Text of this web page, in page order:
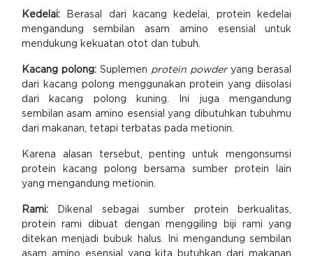
Kedelai:
Berasal dari kacang kedelai, protein kedelai
mengandung sembilan asam amino esensial untuk
mendukung kekuatan otot dan tubuh.
Kacang polong: Suplemen protein powderyang berasal
dari kacang polong menggunakan protein yang diisolasi
dari kacang polong kuning. Ini juga mengandung
sembilan asam amino esensial yang dibutuhkan tubuhmu
dari makanan, tetapi terbatas pada metionin.
Karena alasan tersebut, penting untuk mengonsumsi
protein kacang polong bersama sumber protein lain
yang mengandung metionin.
Rami:
Dikenal sebagai sumber protein berkualitas,
protein rami dibuat dengan menggiling biji rami yang
ditekan menjadi bubuk halus. Ini mengandung sembilan